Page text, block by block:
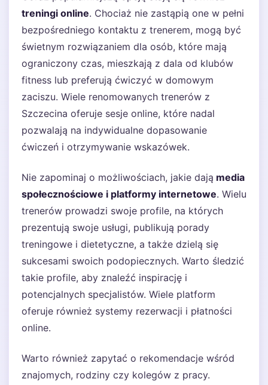
treningi online. Chociaż nie zastąpią one w pełni
bezpośredniego kontaktu z trenerem, mogą być
świetnym rozwiązaniem dla osób, które mają
ograniczony czas, mieszkają z dala od klubów
fitness lub preferują ćwiczyć w domowym
zaciszu. Wiele renomowanych trenerów z
Szczecina oferuje sesje online, które nadal
pozwalają na indywidualne dopasowanie
ćwiczeń i otrzymywanie wskazówek.
Nie zapominaj o możliwościach, jakie dają media
społecznościowe i platformy internetowe. Wielu
trenerów prowadzi swoje profile, na których
prezentują swoje usługi, publikują porady
treningowe i dietetyczne, a także dzielą się
sukcesami swoich podopiecznych. Warto śledzić
takie profile, aby znaleźć inspirację i
potencjalnych specjalistów. Wiele platform
oferuje również systemy rezerwacji i płatności
online.
Warto również zapytać o rekomendacje wśród
znajomych, rodziny czy kolegów z pracy.